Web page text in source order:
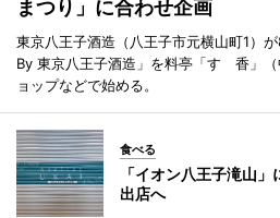
まつり」に合わせ企画
東京八王子酒造（八王子市元横山町1）
By 東京八王子酒造」を料亭「すゞ香」
ョップなどで始める。
食べる
「イオン八王子滝山
出店へ